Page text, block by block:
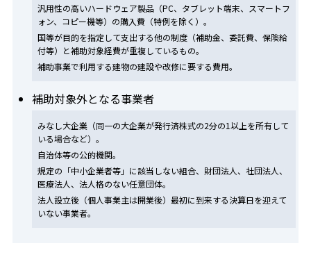
汎用性の高いハードウェア製品（PC、タブレット端末、スマートフ
ォン、コピー機等）の購入費（特例を除く）。
国等が目的を指定して支出する他の制度（補助金、委託費、保険給
付等）と補助対象経費が重複しているもの。
補助事業で利用する建物の建設や改修に要する費用。
補助対象外となる事業者
みなし大企業（同一の大企業が発行済株式の2分の1以上を所有して
いる場合など）。
自治体等の公的機関。
規定の「中小企業者等」に該当しない組合、財団法人、社団法人、
医療法人、法人格のない任意団体。
法人設立後（個人事業主は開業後）最初に到来する決算日を迎えて
いない事業者。